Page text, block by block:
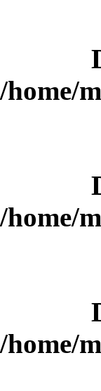
/home/
/home/
/home/